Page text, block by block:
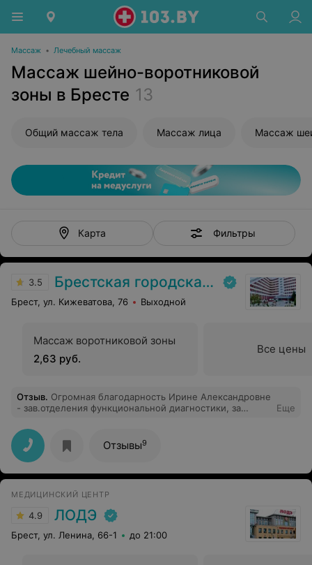
Массаж • Лечебный массаж
Массаж шейно-воротниковой
зоны в Бресте 13
Общий массаж тела Массаж лица Массаж
Карта Фильтры
3.5 Брестская городская больница № 1
Брест, ул. Кижеватова, 76 Выходной
Массаж воротниковой зоны
2,63 руб.
Все цены
Отзыв. Огромная благодарность Ирине Александровне
- зав.отделения функциональной диагностики, за
разъяснение процедуры и её результатов. В абсолютно
позитивной атмосфере. Спасибо и успехов по жизни
Вам, Ирина Александровна.
Еще
Отзывы9
МЕДИЦИНСКИЙ ЦЕНТР
4.9 ЛОДЭ
Брест, ул. Ленина, 66-1 до 21:00